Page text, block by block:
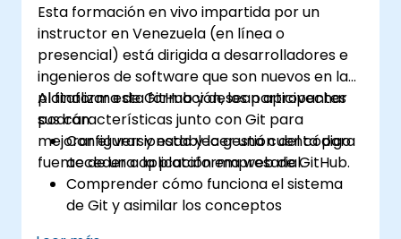
Esta formación en vivo impartida por un
instructor en Venezuela (en línea o
presencial) está dirigida a desarrolladores e
ingenieros de software que son nuevos en la
plataforma de GitHub y desean aprovechar
sus características junto con Git para
mejorar el versionado y la gestión del código
fuente de una aplicación empresarial.
Al finalizar esta formación, los participantes
podrán:
Configurar y establecer una cuenta para
acceder a la plataforma web de GitHub.
Comprender cómo funciona el sistema
de Git y asimilar los conceptos